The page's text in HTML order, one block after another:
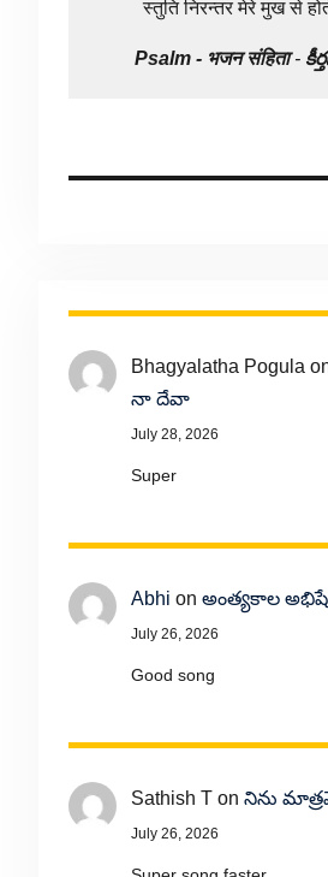
स्तुति निरन्तर मेरे मुख से
Psalm - भजन संहिता-
Bhagyalatha Pogula
నా దేవా
July 28, 2026
Super
Abhi on అంత్యకాల
July 26, 2026
Good song
Sathish Ton నిను
July 26, 2026